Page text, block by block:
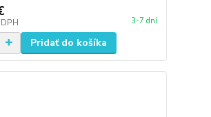
3-7 dní
Pridať do košíka